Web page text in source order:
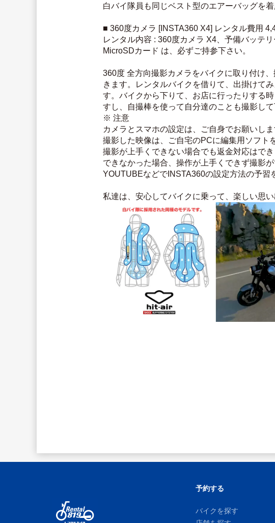
白バイ隊員も同じベスト型のエアーバッグを
■ 360度カメラ [INSTA360 X4] レンタル費用
レンタル内容 : 360度カメラ X4、予備バッテ
MicroSDカード は、必ずご持参下さい。
360度 全方向撮影カメラをバイクに取り付け
きます。レンタルバイクを借りて、出掛けて
す。バイクから下りて、お店に行ったりする
すし、自撮棒を使って自分達のことも撮影して
※ 注意
カメラとスマホの設定は、ご自身でお願いし
撮影した映像は、ご自宅のPCに編集用ソフト
撮影が上手くできない場合でも返金対応はで
できなかった場合、操作が上手くできず撮影
YOUTUBEなどでINSTA360の設定方法の予習
私達は、安心してバイクに乗って、楽しい思
予約する
バイクを探す